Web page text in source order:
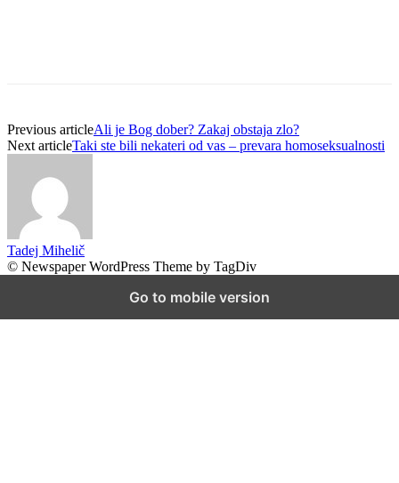
Previous articleAli je Bog dober? Zakaj obstaja zlo?
Next articleTaki ste bili nekateri od vas – prevara homoseksualnosti
Tadej Mihelič
© Newspaper WordPress Theme by TagDiv
Go to mobile version